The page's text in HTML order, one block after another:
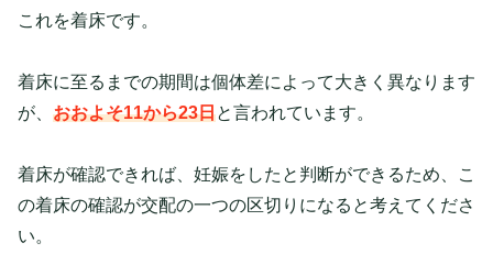
これを着床です。
着床に至るまでの期間は個体差によって大きく異なります
が、 おおよそ11から23日と言われています。
着床が確認できれば、妊娠をしたと判断ができるため、こ
の着床の確認が交配の一つの区切りになると考えてくださ
い。